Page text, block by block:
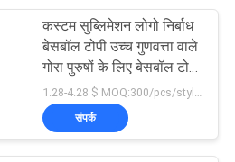
सलाम
25
कस्टम सुब्लिमेशन लोगो निर्बाध
बेसबॉल टोपी उच्च गुणवत्ता वाले
गोरा पुरुषों के लिए बेसबॉल टोपी
महिलाओं के लिए
संपर्क